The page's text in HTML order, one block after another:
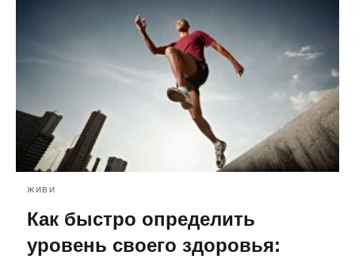
ЖИВИ
Как быстро определить
уровень своего здоровья: